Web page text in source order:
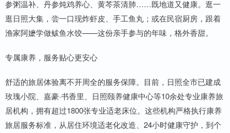
参粥温补、丹参炖鸡养心、黄芩茶清肺……既地道又健康。逛一
逛日照大集，尝一口现炸虾皮、手工鱼丸；或在民宿厨房，跟着
渔家阿嬷学做鲅鱼水饺——这份亲手参与的年味，格外香甜。
专属康养，服务贴心更安心
舒适的旅居体验离不开周全的服务保障。目前，日照全市已建成
玫瑰小院、嘉豪·书香里、日照颐养健康中心等10余处专业康养旅
居机构，拥有超过1800张专业适老床位。这些机构严格执行康养
旅居服务标准，从居住环境适老化改造、24小时健康守护，到个